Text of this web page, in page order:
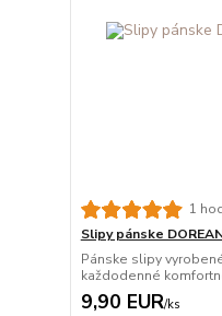
1
Slipy pánske
Pánske slipy
každodenné
9,90 EUR/ks